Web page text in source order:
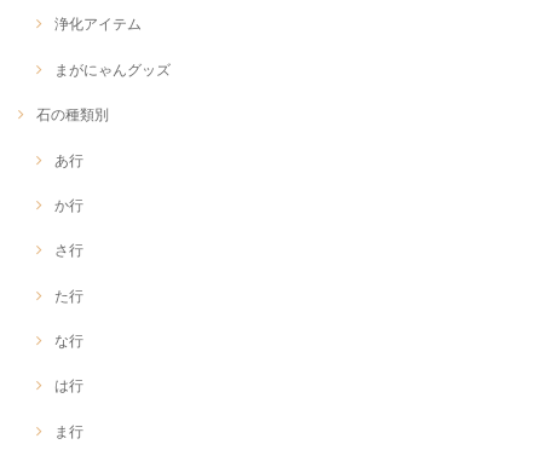
浄化アイテム
まがにゃんグッズ
石の種類別
あ行
か行
さ行
た行
な行
は行
ま行